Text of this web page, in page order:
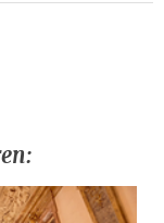
Foto